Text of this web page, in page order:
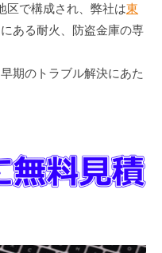
区で構成され、弊社は東
ある耐火、防盗金庫の専
期のトラブル解決にあた